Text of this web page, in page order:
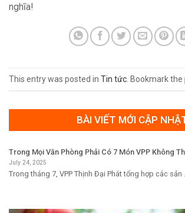
nghĩa!
This entry was posted in Tin tức . Bookmark the
BÀI VIẾT MỚI CẬP
Trong Mọi Văn Phòng Phải Có 7 Món VPP Không
July 24, 2025
Trong tháng 7, VPP Thịnh Đại Phát tổng hợp các sản ...